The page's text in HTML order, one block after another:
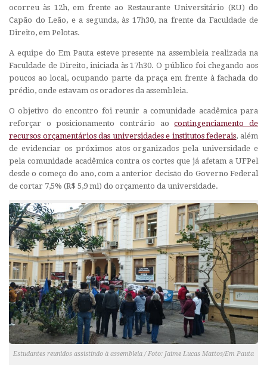
ocorreu às 12h, em frente ao Restaurante Universitário (RU) do
Capão do Leão, e a segunda, às 17h30, na frente da Faculdade de
Direito, em Pelotas.
A equipe do Em Pauta esteve presente na assembleia realizada na
Faculdade de Direito, iniciada às 17h30. O público foi chegando aos
poucos ao local, ocupando parte da praça em frente à fachada do
prédio, onde estavam os oradores da assembleia.
O objetivo do encontro foi reunir a comunidade acadêmica para
reforçar o posicionamento contrário aocontingenciamento de
recursos orçamentários das universidades e institutos federais, além
de evidenciar os próximos atos organizados pela universidade e
pela comunidade acadêmica contra os cortes que já afetam a UFPel
desde o começo do ano, com a anterior decisão do Governo Federal
de cortar 7,5% (R$ 5,9 mi) do orçamento da universidade.
Estudantes reunidos assistindo à assembleia / Foto: Jaime Lucas Mattos/Em Pauta